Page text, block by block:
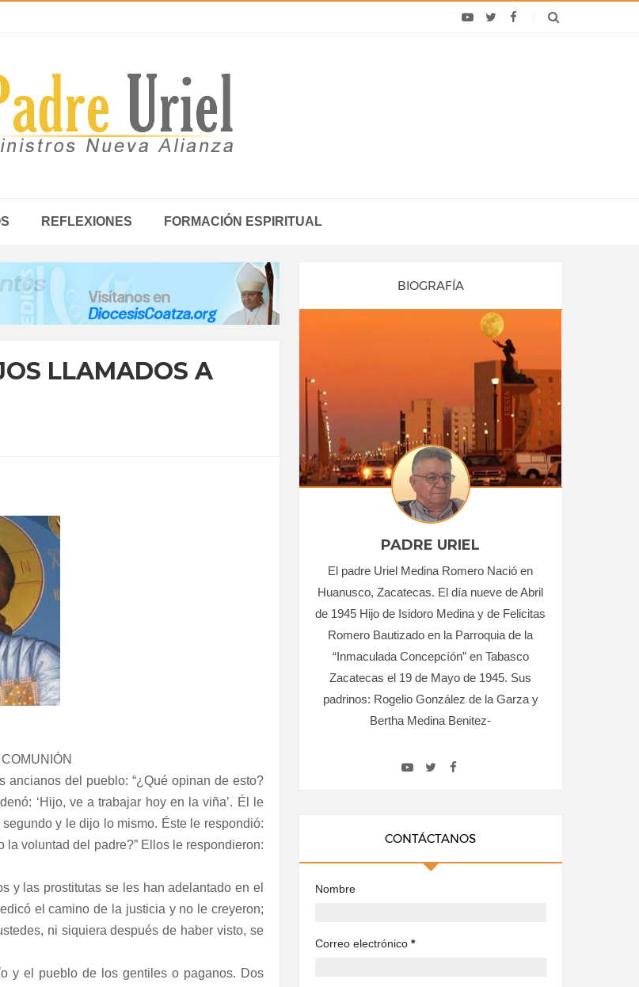
REFLEXIONES FORMACIÓN ESPIRITUAL
LLAMADOS A
ancianos del pueblo: “¿Qué opinan de esto?
‘Hijo, ve a trabajar hoy en la viña’. Él le
y le dijo lo mismo. Éste le respondió:
la voluntad del padre?” Ellos le respondieron:
y las prostitutas se les han adelantado en el
el camino de la justicia y no le creyeron;
ni siquiera después de haber visto, se
y el pueblo de los gentiles o paganos. Dos
BIOGRAFÍA
PADRE URIEL
El padre Uriel Medina Romero Nació en
Huanusco, Zacatecas. El día nueve de Abril
de 1945 Hijo de Isidoro Medina y de Felicitas
Romero Bautizado en la Parroquia de la
“Inmaculada Concepcíón” en Tabasco
Zacatecas el 19 de Mayo de 1945. Sus
padrinos: Rogelio González de la Garza y
Bertha Medina Benitez-
CONTÁCTANOS
Nombre
Correo electrónico *